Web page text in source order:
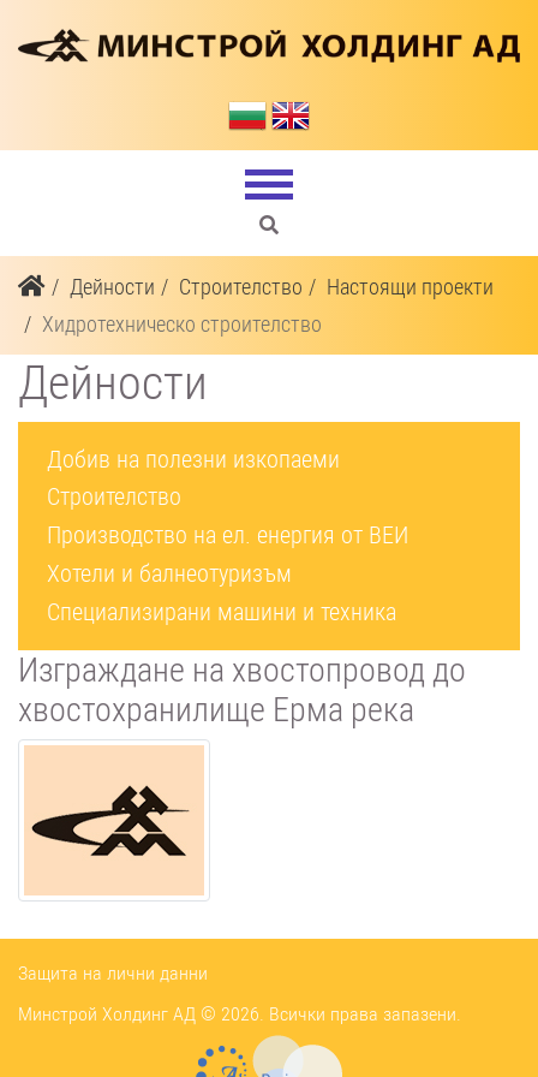
Дейности Строителство
Настоящи проекти
Хидротехническо строителство
Дейности
Добив на полезни изкопаеми
Строителство
Производство на ел. енергия от ВЕИ
Хотели и балнеотуризъм
Специализирани машини и техника
Изграждане на хвостопровод до
хвостохранилище Ерма река
Защита на лични данни
Минстрой Холдинг АД © 2026. Всички права запазени.